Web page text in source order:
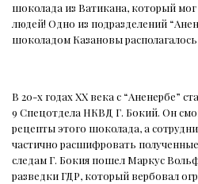
шоколада из Ватикана, который
людей! Одно из подразделений
шоколадом Казановы
В 20-х годах XX века с “Аненербе”
9 Спецотдела НКВД Г. Бокий. Он
рецепты этого шоколада, а
частично расшифровать
следам Г. Бокия пошел Маркус
разведки ГДР, который вербовал